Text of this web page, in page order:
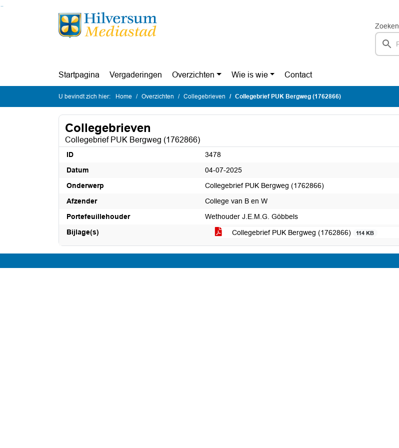
Ga naar de inhoud van deze pagina
Ga naar het zoeken
Ga naar het menu
Zoeken
Startpagina Vergaderingen Overzichten Wie is wie Contact
U bevindt zich hier: Home Overzichten Collegebrieven Collegebrief PUK Bergweg (1762866)
Collegebrieven
Collegebrief PUK Bergweg (1762866)
ID
3478
Datum
04-07-2025
Onderwerp
Collegebrief PUK Bergweg (1762866)
Afzender
College van B en W
Portefeuillehouder
Wethouder J.E.M.G. Göbbels
Bijlage(s)
Collegebrief PUK Bergweg (1762866) 114 KB